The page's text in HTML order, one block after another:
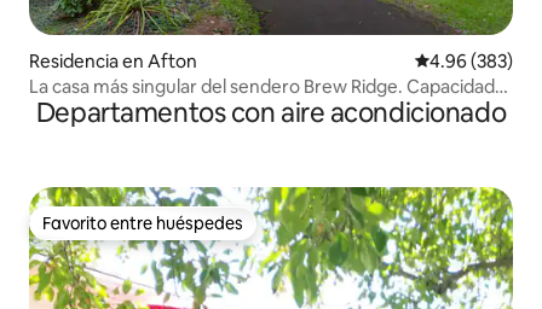
Residencia en Afton Calificación
4.96 (383)
La casa más singular del sendero Brew Ridge. Capacidad
para 12 personas
Departamentos con aire acondicionado
Favorito entre huéspedes
Favorito entre huéspedes